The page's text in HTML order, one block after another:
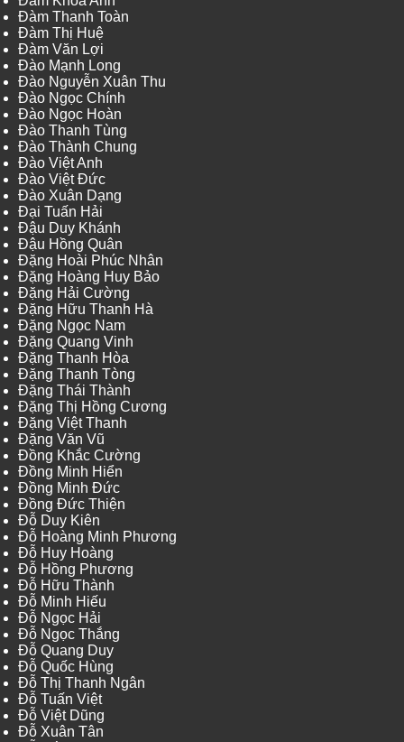
Đàm Thanh Toàn
Đàm Thị Huệ
Đàm Văn Lợi
Đào Mạnh Long
Đào Nguyễn Xuân Thu
Đào Ngọc Chính
Đào Ngọc Hoàn
Đào Thanh Tùng
Đào Thành Chung
Đào Việt Anh
Đào Việt Đức
Đào Xuân Dạng
Đại Tuấn Hải
Đậu Duy Khánh
Đậu Hồng Quân
Đặng Hoài Phúc Nhân
Đặng Hoàng Huy Bảo
Đặng Hải Cường
Đặng Hữu Thanh Hà
Đặng Ngọc Nam
Đặng Quang Vinh
Đặng Thanh Hòa
Đặng Thanh Tòng
Đặng Thái Thành
Đặng Thị Hồng Cương
Đặng Việt Thanh
Đặng Văn Vũ
Đồng Khắc Cường
Đồng Minh Hiển
Đồng Minh Đức
Đồng Đức Thiện
Đỗ Duy Kiên
Đỗ Hoàng Minh Phương
Đỗ Huy Hoàng
Đỗ Hồng Phương
Đỗ Hữu Thành
Đỗ Minh Hiếu
Đỗ Ngọc Hải
Đỗ Ngọc Thắng
Đỗ Quang Duy
Đỗ Quốc Hùng
Đỗ Thị Thanh Ngân
Đỗ Tuấn Việt
Đỗ Việt Dũng
Đỗ Xuân Tân